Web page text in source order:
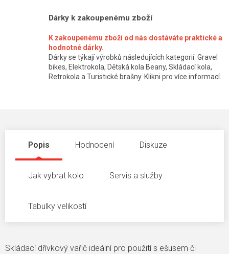
Dárky k zakoupenému zboží
K zakoupenému zboží od nás dostáváte praktické a
hodnotné dárky.
Dárky se týkají výrobků následujících kategorií: Gravel
bikes, Elektrokola, Dětská kola Beany, Skládací kola,
Retrokola a Turistické brašny. Klikni pro více informací.
Popis Hodnocení Diskuze
Jak vybrat kolo Servis a služby
Tabulky velikostí
Skládací dřívkový vařič ideální pro použití s ešusem či